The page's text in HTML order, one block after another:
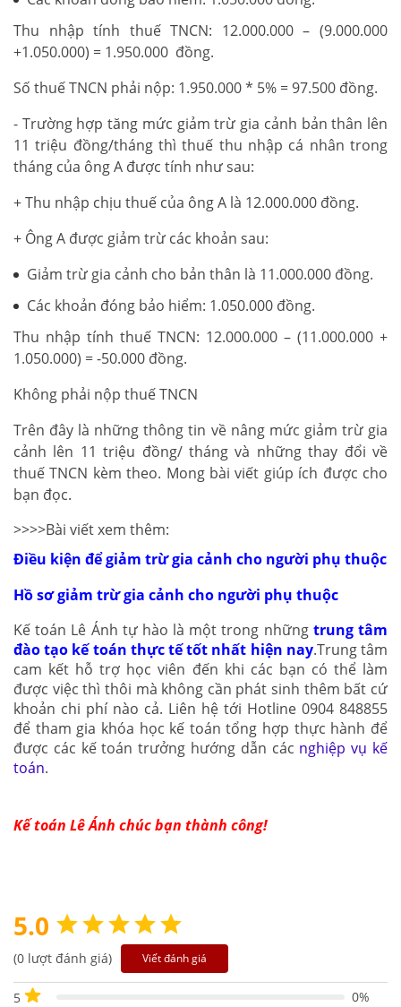
Thu nhập tính thuế TNCN: 12.000.000 – (9.000.000
+1.050.000) = 1.950.000 đồng.
Số thuế TNCN phải nộp: 1.950.000 * 5% = 97.500 đồng.
- Trường hợp tăng mức giảm trừ gia cảnh bản thân lên
11 triệu đồng/tháng thì thuế thu nhập cá nhân trong
tháng của ông A được tính như sau:
+ Thu nhập chịu thuế của ông A là 12.000.000 đồng.
+ Ông A được giảm trừ các khoản sau:
Giảm trừ gia cảnh cho bản thân là 11.000.000 đồng.
Các khoản đóng bảo hiểm: 1.050.000 đồng.
Thu nhập tính thuế TNCN: 12.000.000 – (11.000.000 +
1.050.000) = -50.000 đồng.
Không phải nộp thuế TNCN
Trên đây là những thông tin về nâng mức giảm trừ gia
cảnh lên 11 triệu đồng/ tháng và những thay đổi về
thuế TNCN kèm theo. Mong bài viết giúp ích được cho
bạn đọc.
>>>>Bài viết xem thêm:
Điều kiện để giảm trừ gia cảnh cho người phụ thuộc
Hồ sơ giảm trừ gia cảnh cho người phụ thuộc
Kế toán Lê Ánh tự hào là một trong những trung tâm
đào tạo kế toán thực tế tốt nhất hiện nay.Trung tâm
cam kết hỗ trợ học viên đến khi các bạn có thể làm
được việc thì thôi mà không cần phát sinh thêm bất cứ
khoản chi phí nào cả. Liên hệ tới Hotline 0904 848855
để tham gia khóa học kế toán tổng hợp thực hành để
được các kế toán trưởng hướng dẫn các nghiệp vụ kế
toán.
Kế toán Lê Ánh chúc bạn thành công!
5.0
(0 lượt đánh giá) Viết đánh giá
5
0%